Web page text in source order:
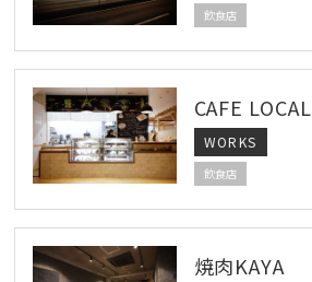
飲食店
CAFE LOCAL
WORKS
飲食店
焼肉KAYA